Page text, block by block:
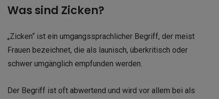
Was sind Zicken?
„Zicken“ ist ein umgangssprachlicher Begriff, der meist
Frauen bezeichnet, die als launisch, überkritisch oder
schwer umgänglich empfunden werden.
Der Begriff ist oft abwertend und wird vor allem bei als